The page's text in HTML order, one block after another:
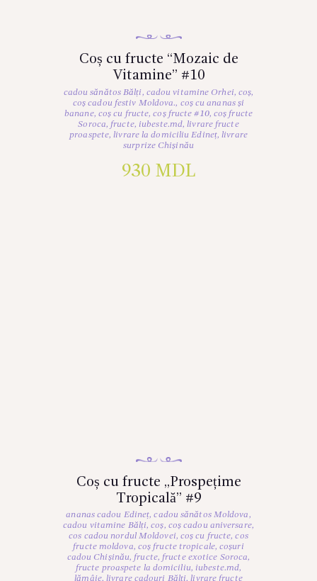
Coș cu fructe “Mozaic de
Vitamine” #10
cadou sănătos Bălți , cadou vitamine Orhei, coș,
coș cadou festiv Moldova., coș cu ananas și
banane, coș cu fructe,coș fructe #10, coș fructe
Soroca, fructe, iubeste.md, livrare fructe
proaspete, livrare la domiciliu Edineț, livrare
surprize Chișinău
930 MDL
Coș cu fructe „Prospețime
Tropicală” #9
ananas cadou Edineț,cadou sănătos Moldova,
cadou vitamine Bălți,coș, coș cadou aniversare,
cos cadou nordul Moldovei, coș cu fructe,cos
fructe moldova, coș fructe tropicale,coșuri
cadou Chișinău, fructe, fructe exotice Soroca,
fructe proaspete la domiciliu, iubeste.md,
lămâie,livrare cadouri Bălți,livrare fructe